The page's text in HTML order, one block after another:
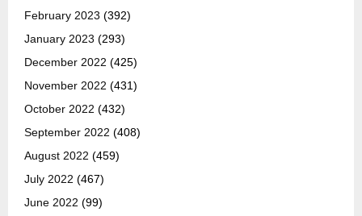
February 2023 (392)
January 2023 (293)
December 2022 (425)
November 2022 (431)
October 2022 (432)
September 2022 (408)
August 2022 (459)
July 2022 (467)
June 2022 (99)